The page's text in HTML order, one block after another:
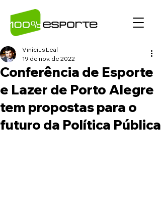
Conferência de Esporte
e Lazer de Porto Alegre
tem propostas para o
futuro da Política Pública
Vinícius Leal
19 de nov. de 2022